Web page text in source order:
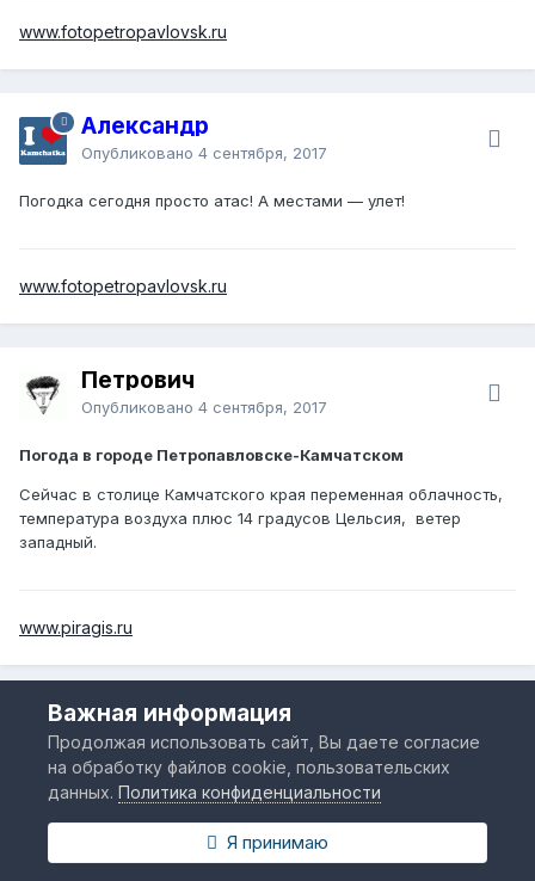
www.fotopetropavlovsk.ru
Александр
Опубликовано 4 сентября, 2017
Погодка сегодня просто атас! А местами — улет!
www.fotopetropavlovsk.ru
Петрович
Опубликовано 4 сентября, 2017
Погода в городе Петропавловске-Камчатском
Сейчас в столице Камчатского края переменная облачность,
температура воздуха плюс 14 градусов Цельсия, ветер
западный.
www.piragis.ru
Votolato
Опубликовано5 сентября, 2017
Прогнозируется, что циклон будет оказывать влияние на
южные районы Камчатского края: Петропавловск-Камчатский,
Вилючинский городские округа, Елизовский, Усть-
Большерецкий, Мильковский муниципальные районы. В этих
Важная информация
Продолжая использовать сайт, Вы даете согласие
на обработку файлов cookie, пользовательских
данных.Политика конфиденциальности
Я принимаю